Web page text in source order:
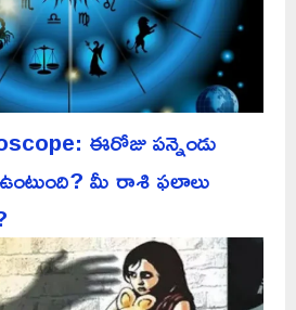
ఈరోజు పన్నెండు
మీ రాశి ఫలాలు